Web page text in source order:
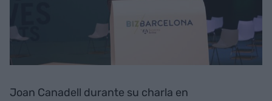
Joan Canadell durante su charla en